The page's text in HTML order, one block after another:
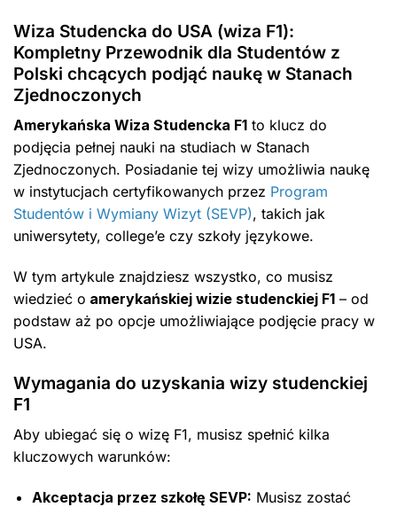
Wiza Studencka do USA (wiza F1):
Kompletny Przewodnik dla Studentów z
Polski chcących podjąć naukę w Stanach
Zjednoczonych
Amerykańska Wiza Studencka F1 to klucz do
podjęcia pełnej nauki na studiach w Stanach
Zjednoczonych. Posiadanie tej wizy umożliwia naukę
w instytucjach certyfikowanych przez Program
Studentów i Wymiany Wizyt (SEVP), takich jak
uniwersytety, college’e czy szkoły językowe.
W tym artykule znajdziesz wszystko, co musisz
wiedzieć o amerykańskiej wizie studenckiej F1 – od
podstaw aż po opcje umożliwiające podjęcie pracy w
USA.
Wymagania do uzyskania wizy studenckiej
F1
Aby ubiegać się o wizę F1, musisz spełnić kilka
kluczowych warunków:
Akceptacja przez szkołę SEVP: Musisz zostać